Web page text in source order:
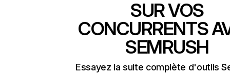
SUR VOS
CONCURRENTS
SEMRUSH
Essayez la suite complète d'outils